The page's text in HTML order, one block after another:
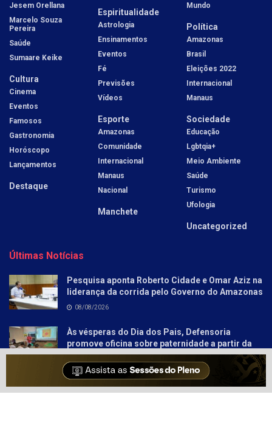
Jesem Orellana
Marcelo Souza
Pereira
Saúde
Sumaare Keike
Cultura
Cinema
Eventos
Famosos
Gastronomia
Horóscopo
Lançamentos
Destaque
Espiritualidade
Astrologia
Ensinamentos
Eventos
Fé
Previsões
Vídeos
Esporte
Amazonas
Comunidade
Internacional
Manaus
Nacional
Manchete
Mundo
Política
Amazonas
Brasil
Eleições 2022
Internacional
Manaus
Sociedade
Educação
Lgbtqia+
Meio Ambiente
Saúde
Turismo
Ufologia
Uncategorized
Últimas Notícias
Pesquisa aponta Roberto Cidade e Omar Aziz na
liderança da corrida pelo Governo do Amazonas
08/08/2026
Às vésperas do Dia dos Pais, Defensoria
promove oficina sobre paternidade a partir da
literatura para socioeducandos
08/08/2026